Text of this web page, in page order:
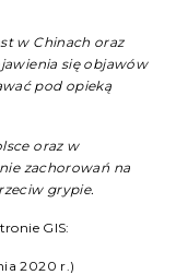
w Chinach oraz
się objawów
pod opieką
oraz w
zachorowań na
grypie.
GIS:
2020 r.)